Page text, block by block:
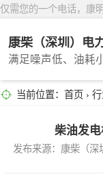
仅需您的一个电话，康
康柴（深圳）电
当前位置： 首页 ›
柴油发
发布来源：康柴（
深圳租赁
东莞租赁